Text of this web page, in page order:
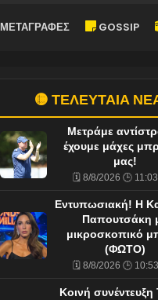
ΜΕΤΑΓΡΑΦΕΣ GOSSIP
🟡 ΤΕΛΕΥΤΑΙΑ
Μετράμε
έχουμε μάχες
μας!
🗓️ 8/8/2026 🕒
Εντυπωσιακή! Η
Παπουτσάκη
μικροσκοπικό
(ΦΩΤΟ)
🗓️ 8/8/2026 🕒
Κοινή